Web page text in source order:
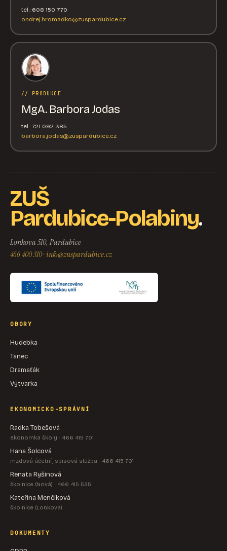
tel.: 608 150 770
ondrej.hromadko@zuspardubice.cz
// PRODUKCE
MgA. Barbora Jodas
tel.: 721 092 385
barbora.jodas@zuspardubice.cz
ZUŠ
Pardubice-Polabiny.
Lonkova 510, Pardubice
466 400 310·info@zuspardubice.cz
OBORY
Hudebka
Tanec
Dramaťák
Výtvarka
EKONOMICKO-SPRÁVNÍ
Radka Tobešová
ekonomka školy · 466 415 701
Hana Šolcová
mzdová účetní, spisová služba · 466 415 701
Renata Ryšinová
školnice (Nová) · 466 415 535
Kateřina Menčíková
školnice (Lonkova)
DOKUMENTY